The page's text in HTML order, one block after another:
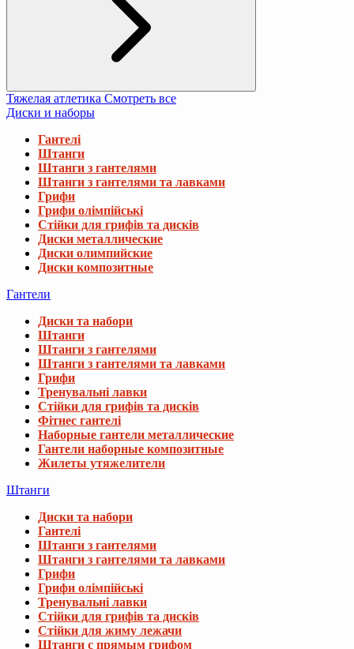
Тяжелая атлетика Смотреть все
Диски и наборы
Гантелі
Штанги
Штанги з гантелями
Штанги з гантелями та лавками
Грифи
Грифи олімпійські
Стійки для грифів та дисків
Диски металлические
Диски олимпийские
Диски композитные
Гантели
Диски та набори
Штанги
Штанги з гантелями
Штанги з гантелями та лавками
Грифи
Тренувальні лавки
Стійки для грифів та дисків
Фітнес гантелі
Наборные гантели металлические
Гантели наборные композитные
Жилеты утяжелители
Штанги
Диски та набори
Гантелі
Штанги з гантелями
Штанги з гантелями та лавками
Грифи
Грифи олімпійські
Тренувальні лавки
Стійки для грифів та дисків
Стійки для жиму лежачи
Штанги с прямым грифом